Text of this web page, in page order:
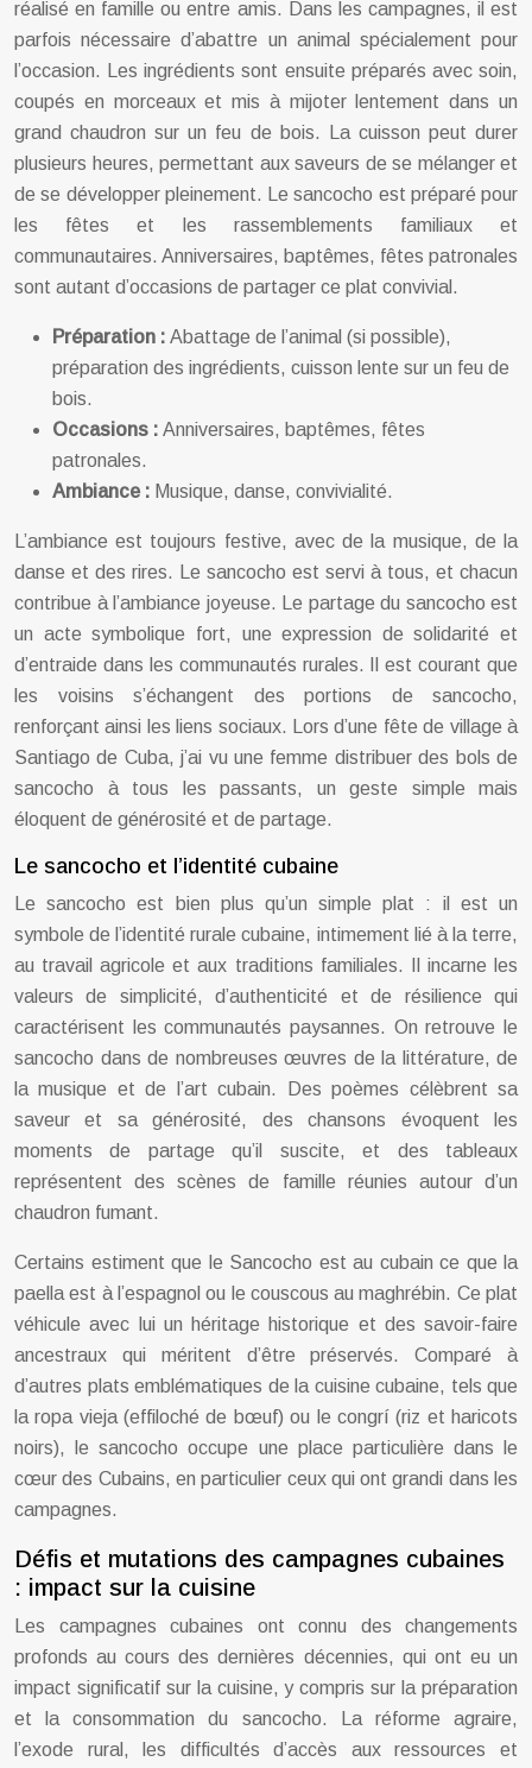
réalisé en famille ou entre amis. Dans les campagnes, il est
parfois nécessaire d’abattre un animal spécialement pour
l’occasion. Les ingrédients sont ensuite préparés avec soin,
coupés en morceaux et mis à mijoter lentement dans un
grand chaudron sur un feu de bois. La cuisson peut durer
plusieurs heures, permettant aux saveurs de se mélanger et
de se développer pleinement. Le sancocho est préparé pour
les fêtes et les rassemblements familiaux et
communautaires. Anniversaires, baptêmes, fêtes patronales
sont autant d’occasions de partager ce plat convivial.
Préparation : Abattage de l’animal (si possible),
préparation des ingrédients, cuisson lente sur un feu de
bois.
Occasions : Anniversaires, baptêmes, fêtes
patronales.
Ambiance : Musique, danse, convivialité.
L’ambiance est toujours festive, avec de la musique, de la
danse et des rires. Le sancocho est servi à tous, et chacun
contribue à l’ambiance joyeuse. Le partage du sancocho est
un acte symbolique fort, une expression de solidarité et
d’entraide dans les communautés rurales. Il est courant que
les voisins s’échangent des portions de sancocho,
renforçant ainsi les liens sociaux. Lors d’une fête de village à
Santiago de Cuba, j’ai vu une femme distribuer des bols de
sancocho à tous les passants, un geste simple mais
éloquent de générosité et de partage.
Le sancocho et l’identité cubaine
Le sancocho est bien plus qu’un simple plat : il est un
symbole de l’identité rurale cubaine, intimement lié à la terre,
au travail agricole et aux traditions familiales. Il incarne les
valeurs de simplicité, d’authenticité et de résilience qui
caractérisent les communautés paysannes. On retrouve le
sancocho dans de nombreuses œuvres de la littérature, de
la musique et de l’art cubain. Des poèmes célèbrent sa
saveur et sa générosité, des chansons évoquent les
moments de partage qu’il suscite, et des tableaux
représentent des scènes de famille réunies autour d’un
chaudron fumant.
Certains estiment que le Sancocho est au cubain ce que la
paella est à l’espagnol ou le couscous au maghrébin. Ce plat
véhicule avec lui un héritage historique et des savoir-faire
ancestraux qui méritent d’être préservés. Comparé à
d’autres plats emblématiques de la cuisine cubaine, tels que
la ropa vieja (effiloché de bœuf) ou le congrí (riz et haricots
noirs), le sancocho occupe une place particulière dans le
cœur des Cubains, en particulier ceux qui ont grandi dans les
campagnes.
Défis et mutations des campagnes cubaines
: impact sur la cuisine
Les campagnes cubaines ont connu des changements
profonds au cours des dernières décennies, qui ont eu un
impact significatif sur la cuisine, y compris sur la préparation
et la consommation du sancocho. La réforme agraire,
l’exode rural, les difficultés d’accès aux ressources et